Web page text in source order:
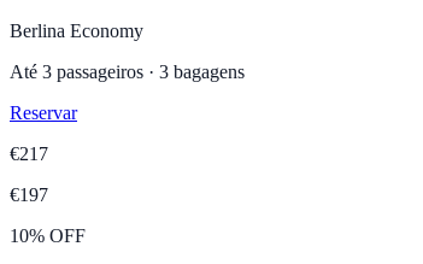
Berlina Economy
Até 3 passageiros · 3 bagagens
Reservar
€217
€197
10% OFF